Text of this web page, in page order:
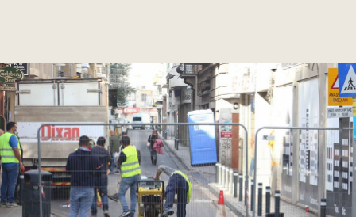
ΚΑΤΗΓΟΡΙΕΣ ΣΥΝΔΕΣΗ
Κύπρος
Παιδεία
Υγεία
Απόψεις
Αρθρογραφία
The Hill